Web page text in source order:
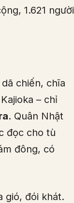
1.621 người
chiến, chĩa
– chỉ
. Quân Nhật
đọc cho tù
đông, có
gió, đói khát.